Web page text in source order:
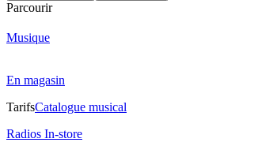
Parcourir
Musique
En magasin
TarifsCatalogue musical
Radios In-store